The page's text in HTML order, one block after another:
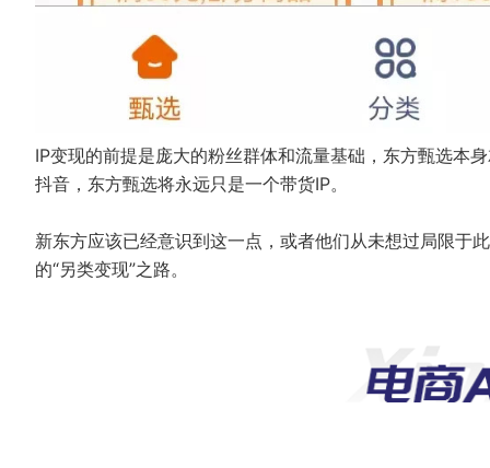
IP变现的前提是庞大的粉丝群体和流量基础，东方甄选本
抖音，东方甄选将永远只是一个带货IP。
新东方应该已经意识到这一点，或者他们从未想过局限于
的“另类变现”之路。